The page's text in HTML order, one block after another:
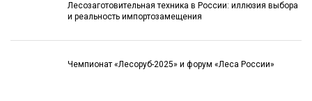
Лесозаготовительная техника в России: иллюзия выбора
и реальность импортозамещения
Чемпионат «Лесоруб-2025» и форум «Леса России»